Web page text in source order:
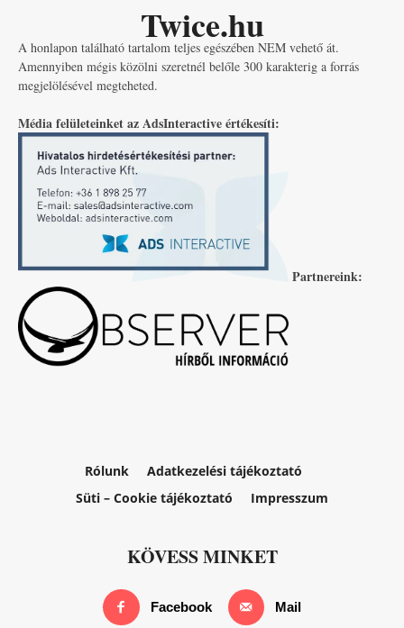
Twice.hu
A honlapon található tartalom teljes egészében NEM vehető át.
Amennyiben mégis közölni szeretnél belőle 300 karakterig a forrás
megjelölésével megteheted.
Média felületeinket az AdsInteractive értékesíti:
Partnereink:
Rólunk
Adatkezelési tájékoztató
Süti – Cookie tájékoztató
Impresszum
KÖVESS MINKET
Facebook Mail